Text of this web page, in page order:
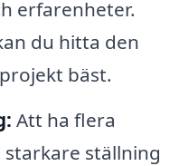
erfarenheter.
du hitta den
bäst.
Att ha flera
ställning